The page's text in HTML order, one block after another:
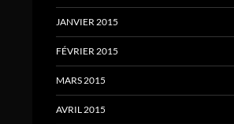
JANVIER 2015
FÉVRIER 2015
MARS 2015
AVRIL 2015